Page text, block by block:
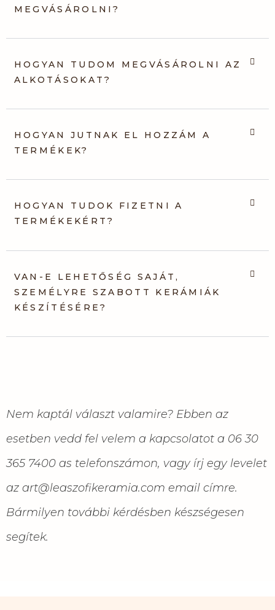
MEGVÁSÁROLNI?
HOGYAN TUDOM MEGVÁSÁROLNI AZ
ALKOTÁSOKAT?
HOGYAN JUTNAK EL HOZZÁM A
TERMÉKEK?
HOGYAN TUDOK FIZETNI A
TERMÉKEKÉRT?
VAN-E LEHETŐSÉG SAJÁT,
SZEMÉLYRE SZABOTT KERÁMIÁK
KÉSZÍTÉSÉRE?
Nem kaptál választ valamire? Ebben az
esetben vedd fel velem a kapcsolatot a 06 30
365 7400 as telefonszámon, vagy írj egy levelet
az art@leaszofikeramia.com email címre.
Bármilyen további kérdésben készségesen
segítek.